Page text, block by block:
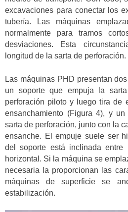
excavaciones para conectar los
tubería. Las máquinas
normalmente para tramos
desviaciones. Esta
longitud de la sarta de perforación.
Las máquinas PHD presentan
un soporte que empuja la
perforación piloto y luego tira de
ensanchamiento (Figura 4), y
sarta de perforación, junto con la
ensanche. El empuje suele ser
del soporte está inclinada entre
horizontal. Si la máquina se
necesaria la proporcionan las
máquinas de superficie se
estabilización.